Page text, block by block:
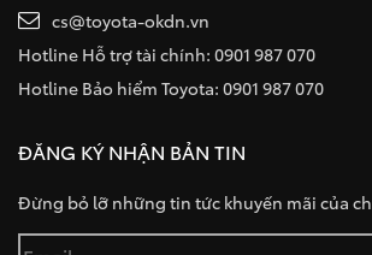
cs@toyota-okdn.vn
Hotline Hỗ trợ tài chính: 0901 987 070
Hotline Bảo hiểm Toyota: 0901 987 070
ĐĂNG KÝ NHẬN BẢN TIN
Đừng bỏ lỡ những tin tức khuyến mãi của